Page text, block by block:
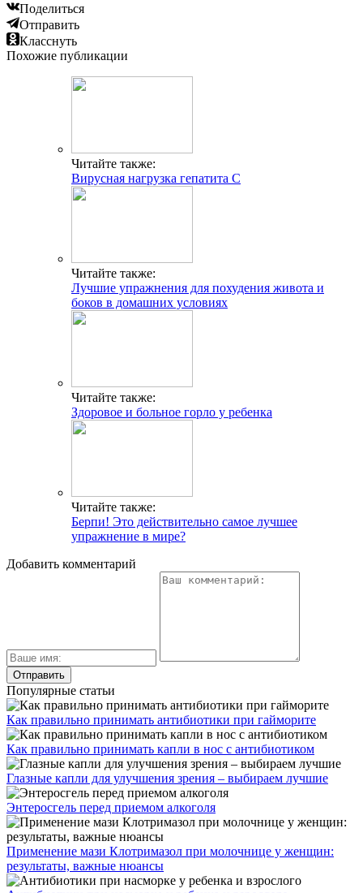
Поделиться
Отправить
Класснуть
Похожие публикации
Читайте также:
Вирусная нагрузка гепатита С
Читайте также:
Лучшие упражнения для похудения живота и
боков в домашних условиях
Читайте также:
Здоровое и больное горло у ребенка
Читайте также:
Берпи! Это действительно самое лучшее
упражнение в мире?
Добавить комментарий
Популярные статьи
Как правильно принимать антибиотики при гайморите
Как правильно принимать капли в нос с антибиотиком
Глазные капли для улучшения зрения – выбираем лучшие
Энтеросгель перед приемом алкоголя
Применение мази Клотримазол при молочнице у женщин:
результаты, важные нюансы